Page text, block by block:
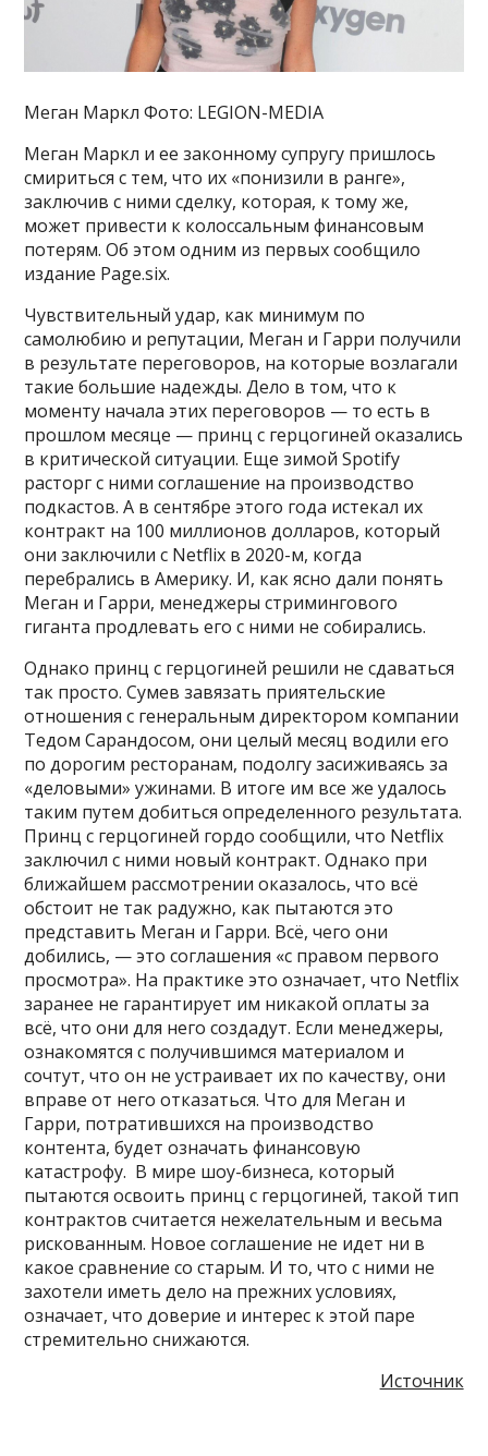
Меган Маркл Фото: LEGION-MEDIA
Меган Маркл и ее законному супругу пришлось
смириться с тем, что их «понизили в ранге»,
заключив с ними сделку, которая, к тому же,
может привести к колоссальным финансовым
потерям. Об этом одним из первых сообщило
издание Page.six.
Чувствительный удар, как минимум по
самолюбию и репутации, Меган и Гарри получили
в результате переговоров, на которые возлагали
такие большие надежды. Дело в том, что к
моменту начала этих переговоров — то есть в
прошлом месяце — принц с герцогиней оказались
в критической ситуации. Еще зимой Spotify
расторг с ними соглашение на производство
подкастов. А в сентябре этого года истекал их
контракт на 100 миллионов долларов, который
они заключили с Netflix в 2020-м, когда
перебрались в Америку. И, как ясно дали понять
Меган и Гарри, менеджеры стримингового
гиганта продлевать его с ними не собирались.
Однако принц с герцогиней решили не сдаваться
так просто. Сумев завязать приятельские
отношения с генеральным директором компании
Тедом Сарандосом, они целый месяц водили его
по дорогим ресторанам, подолгу засиживаясь за
«деловыми» ужинами. В итоге им все же удалось
таким путем добиться определенного результата.
Принц с герцогиней гордо сообщили, что Netflix
заключил с ними новый контракт. Однако при
ближайшем рассмотрении оказалось, что всё
обстоит не так радужно, как пытаются это
представить Меган и Гарри. Всё, чего они
добились, — это соглашения «с правом первого
просмотра». На практике это означает, что Netflix
заранее не гарантирует им никакой оплаты за
всё, что они для него создадут. Если менеджеры,
ознакомятся с получившимся материалом и
сочтут, что он не устраивает их по качеству, они
вправе от него отказаться. Что для Меган и
Гарри, потратившихся на производство
контента, будет означать финансовую
катастрофу. В мире шоу-бизнеса, который
пытаются освоить принц с герцогиней, такой тип
контрактов считается нежелательным и весьма
рискованным. Новое соглашение не идет ни в
какое сравнение со старым. И то, что с ними не
захотели иметь дело на прежних условиях,
означает, что доверие и интерес к этой паре
стремительно снижаются.
Источник